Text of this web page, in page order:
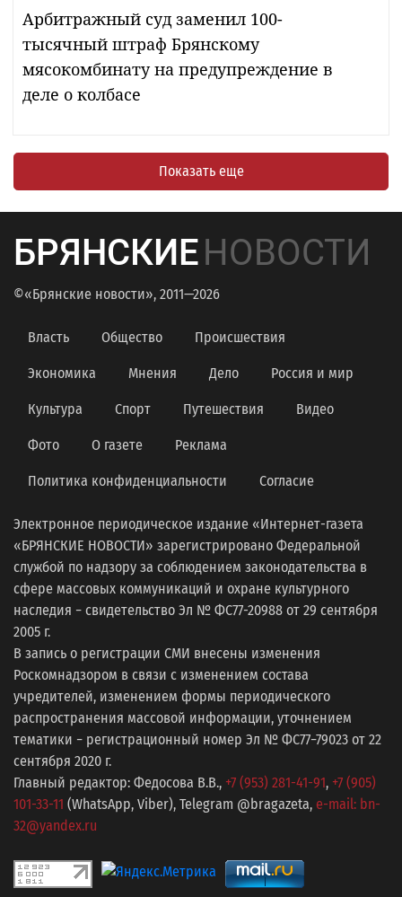
Арбитражный суд заменил 100-
тысячный штраф Брянскому
мясокомбинату на предупреждение в
деле о колбасе
Показать еще
БРЯНСКИЕНОВОСТИ
©«Брянские новости», 2011—2026
Власть Общество Происшествия
Экономика Мнения Дело Россия и мир
Культура Спорт Путешествия Видео
Фото О газете Реклама
Политика конфиденциальности Согласие
Электронное периодическое издание «Интернет-газета
«БРЯНСКИЕ НОВОСТИ» зарегистрировано Федеральной
службой по надзору за соблюдением законодательства в
сфере массовых коммуникаций и охране культурного
наследия − свидетельство Эл № ФС77-20988 от 29 сентября
2005 г.
В запись о регистрации СМИ внесены изменения
Роскомнадзором в связи с изменением состава
учредителей, изменением формы периодического
распространения массовой информации, уточнением
тематики − регистрационный номер Эл № ФС77−79023 от 22
сентября 2020 г.
Главный редактор: Федосова В.В., +7 (953) 281-41-91, +7 (905)
101-33-11 (WhatsApp, Viber), Telegram @bragazeta, e-mail: bn-
32@yandex.ru